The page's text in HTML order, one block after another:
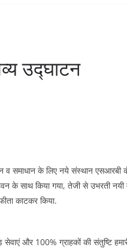
उद्घाटन
व समाधान के लिए नये संस्थान एसआरबी
के साथ किया गया, तेजी से उभरती
काटकर किया.
और 100% ग्राहकों की संतुष्टि